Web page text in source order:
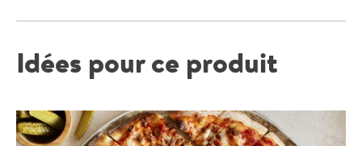
Idées pour ce produit